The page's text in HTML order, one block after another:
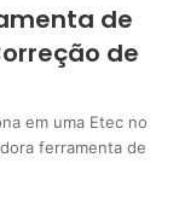
de
de
em uma Etec no
ferramenta de